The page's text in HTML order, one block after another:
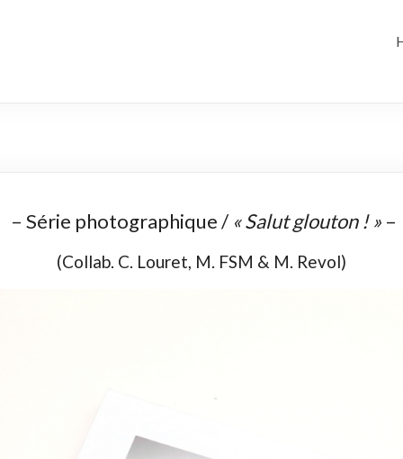
– Série photographique / « Salut glouton ! » –
(Collab. C. Louret, M. FSM & M. Revol)